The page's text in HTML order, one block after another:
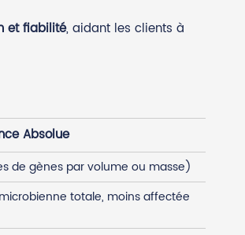
et fiabilité, aidant les clients à
Absolue
de gènes par volume ou masse)
totale, moins affectée